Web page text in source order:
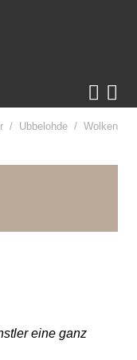
 
Ubbelohde Wolken
eine ganz